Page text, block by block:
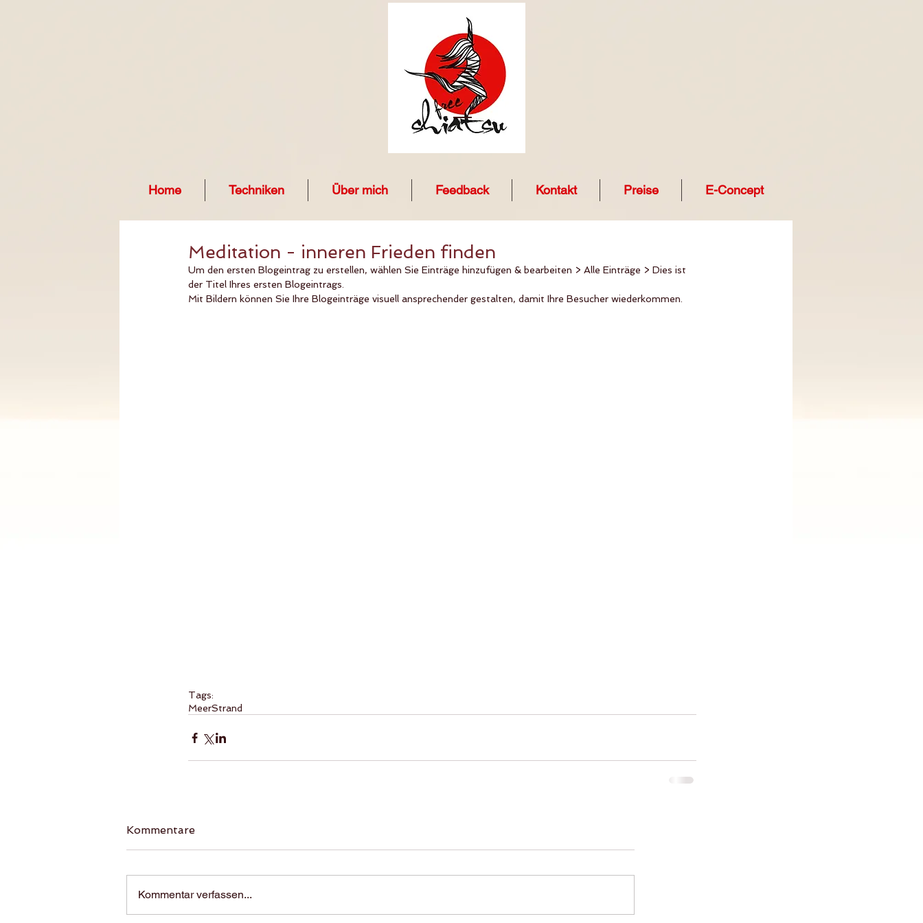
Home Techniken Über mich Feedback Kontakt Preise E-Concept
Meditation - inneren Frieden finden
Um den ersten Blogeintrag zu erstellen, wählen Sie Einträge hinzufügen & bearbeiten > Alle Einträge > Dies ist
der Titel Ihres ersten Blogeintrags.
Mit Bildern können Sie Ihre Blogeinträge visuell ansprechender gestalten, damit Ihre Besucher wiederkommen.
Tags:
MeerStrand
Kommentare
Kommentar verfassen...